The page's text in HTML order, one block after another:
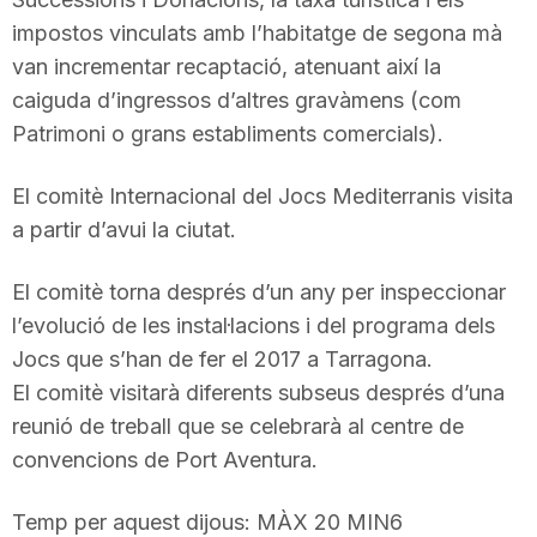
impostos vinculats amb l’habitatge de segona mà
van incrementar recaptació, atenuant així la
caiguda d’ingressos d’altres gravàmens (com
Patrimoni o grans establiments comercials).
El comitè Internacional del Jocs Mediterranis visita
a partir d’avui la ciutat.
El comitè torna després d’un any per inspeccionar
l’evolució de les instal·lacions i del programa dels
Jocs que s’han de fer el 2017 a Tarragona.
El comitè visitarà diferents subseus després d’una
reunió de treball que se celebrarà al centre de
convencions de Port Aventura.
Temp per aquest dijous: MÀX 20 MIN6